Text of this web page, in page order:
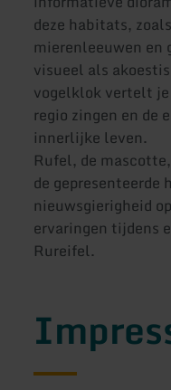
deze habitats,
mierenleeuwen en
visueel als
vogelklok vertelt
regio zingen en de
innerlijke leven.
Rufel, de
de
nieuwsgierigheid
ervaringen tijdens
Rureifel.